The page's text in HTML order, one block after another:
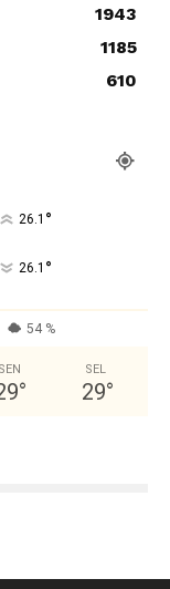
1943
1185
610
26.1 °
26.1 °
54 %
SEN
°
SEL
29°